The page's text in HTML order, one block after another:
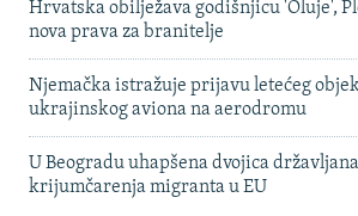
Hrvatska obilježava godišnjicu 'Oluje',
nova prava za branitelje
Njemačka istražuje prijavu letećeg
ukrajinskog aviona na aerodromu
U Beogradu uhapšena dvojica
krijumčarenja migranta u EU